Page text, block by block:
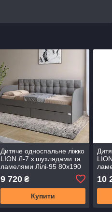
Дитяче односпальне ліжко
LION Л-7 з шухлядами та
ламелями Лілі-95 80x190
044225)
9 720₴
Купити
10